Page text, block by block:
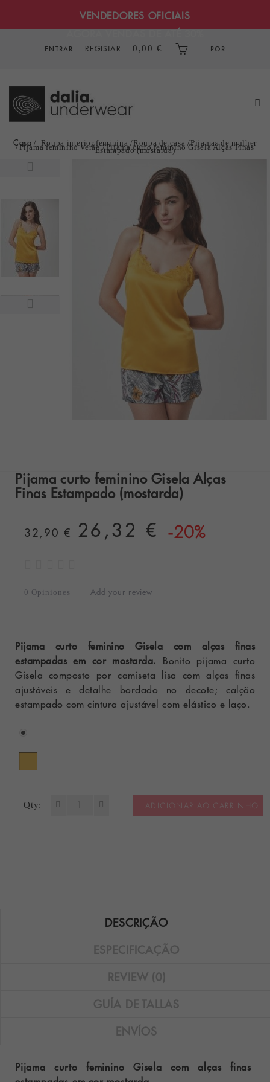
VENDEDORES OFICIAIS
AGORA VENDAS DE ATÉ 30%
ENTRAR REGISTAR 0,00 € POR
Casa Roupa interior feminina Roupa de casa Pijamas de mulher
Pijama feminino verão Pijama curto feminino Gisela Alças Finas
Estampado (mostarda)
Pijama curto feminino Gisela Alças
Finas Estampado (mostarda)
32,90 € 26,32 € -20%
0 Opiniones Add your review
Pijama curto feminino Gisela com alças finas
estampadas em cor mostarda. Bonito pijama curto
Gisela composto por camiseta lisa com alças finas
ajustáveis e detalhe bordado no decote; calção
estampado com cintura ajustável com elástico e laço.
L
Qty: ADICIONAR AO CARRINHO
DESCRIÇÃO
ESPECIFICAÇÃO
REVIEW (0)
GUÍA DE TALLAS
ENVÍOS
Pijama curto feminino Gisela com alças finas